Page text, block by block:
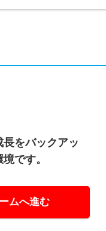
をバックアッ
です。
ムへ進む